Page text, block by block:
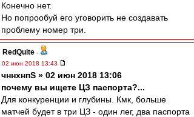
Конечно нет.
Но попрообуй его уговорить не создавать
проблему номер три.
RedQuite -
02 июн 2018 13:43
чннхнпS » 02 июн 2018 13:06
почему вы ищете ЦЗ паспорта?...
Для конкуренции и глубины. Кмк, больше
матчей будет в три ЦЗ - один лег, два паспорта